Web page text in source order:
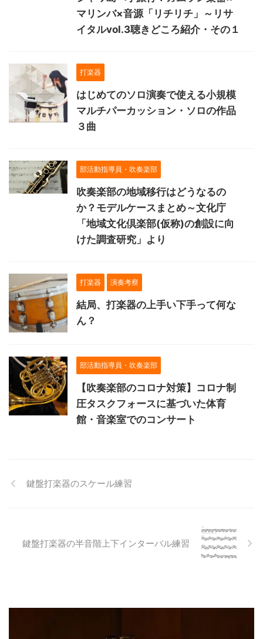
マリンバ×音源「リチリチ」～リサ
イタルvol.3聴きどころ紹介・その１
打楽器
はじめてのソロ演奏で使える小規模
マルチパーカッション・ソロの作品
３曲
部活動指導員・吹奏楽部
吹奏楽部の地域移行はどうなるの
か？モデルケースまとめ～文化庁
「地域文化倶楽部(仮称)の創設に向
けた調査研究」より
打楽器 演奏考察
結局、打楽器の上手い下手って何な
ん？
部活動指導員・吹奏楽部
【吹奏楽部のコロナ対策】コロナ制
圧タスクフォースに基づいた体育
館・音楽室でのコンサート
鍵盤打楽器のスケール練習
鍵盤打楽器の半音階上下インターバル練習